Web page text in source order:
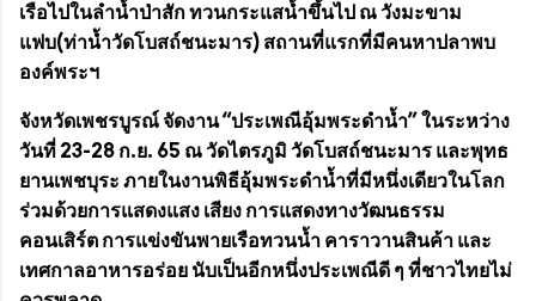
เรือไปในลำน้ำป่าสัก ทวนกระแสน้ำขึ้นไป ณ วังมะขาม
แฟบ(ท่าน้ำวัดโบสถ์ชนะมาร) สถานที่แรกที่มีคนหาปลาพบ
องค์พระฯ
จังหวัดเพชรบูรณ์ จัดงาน “ประเพณีอุ้มพระดำน้ำ” ในระหว่าง
วันที่ 23-28 ก.ย. 65 ณ วัดไตรภูมิ วัดโบสถ์ชนะมาร และพุทธ
ยานเพชบุระ ภายในงานพิธีอุ้มพระดำน้ำที่มีหนึ่งเดียวในโลก
ร่วมด้วยการแสดงแสง เสียง การแสดงทางวัฒนธรรม
คอนเสิร์ต การแข่งขันพายเรือทวนน้ำ คาราวานสินค้า และ
เทศกาลอาหารอร่อย นับเป็นอีกหนึ่งประเพณีดี ๆ ที่ชาวไทยไม่